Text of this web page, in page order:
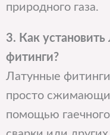
природного газа.
3. Как
фитинги?
Латунные
просто
помощью